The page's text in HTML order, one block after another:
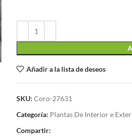
Añadir a la lista de deseos
SKU: Coro-27631
Categoría: Plantas De Interior e
Compartir: